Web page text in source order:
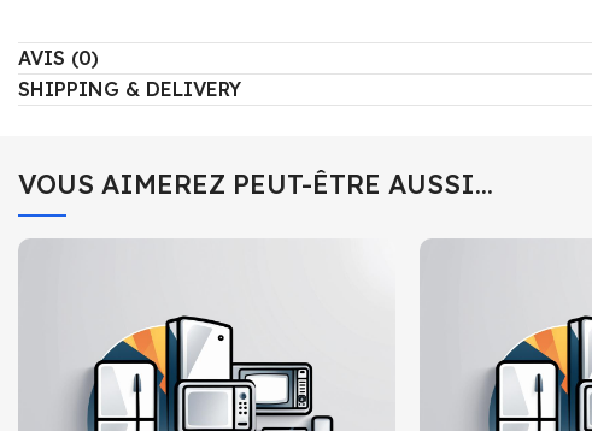
AVIS (0)
SHIPPING & DELIVERY
VOUS AIMEREZ PEUT-ÊTRE AUSSI…